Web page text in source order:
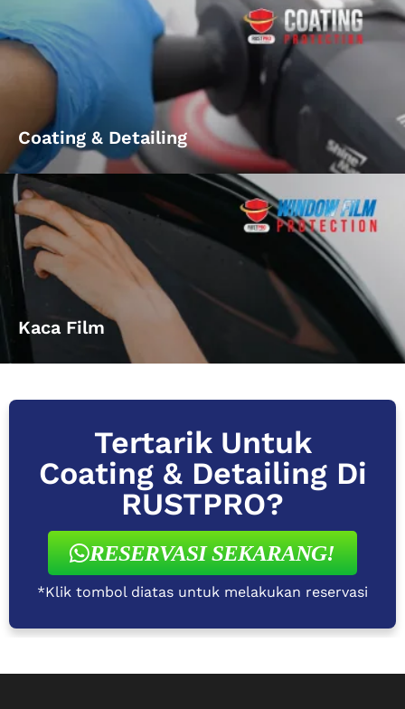
Coating & Detailing
Kaca Film
Tertarik Untuk
Coating & Detailing Di
RUSTPRO?
RESERVASI SEKARANG!
*Klik tombol diatas untuk melakukan reservasi